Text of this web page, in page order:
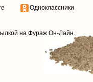
Одноклассники
на Фураж Он-Лайн.